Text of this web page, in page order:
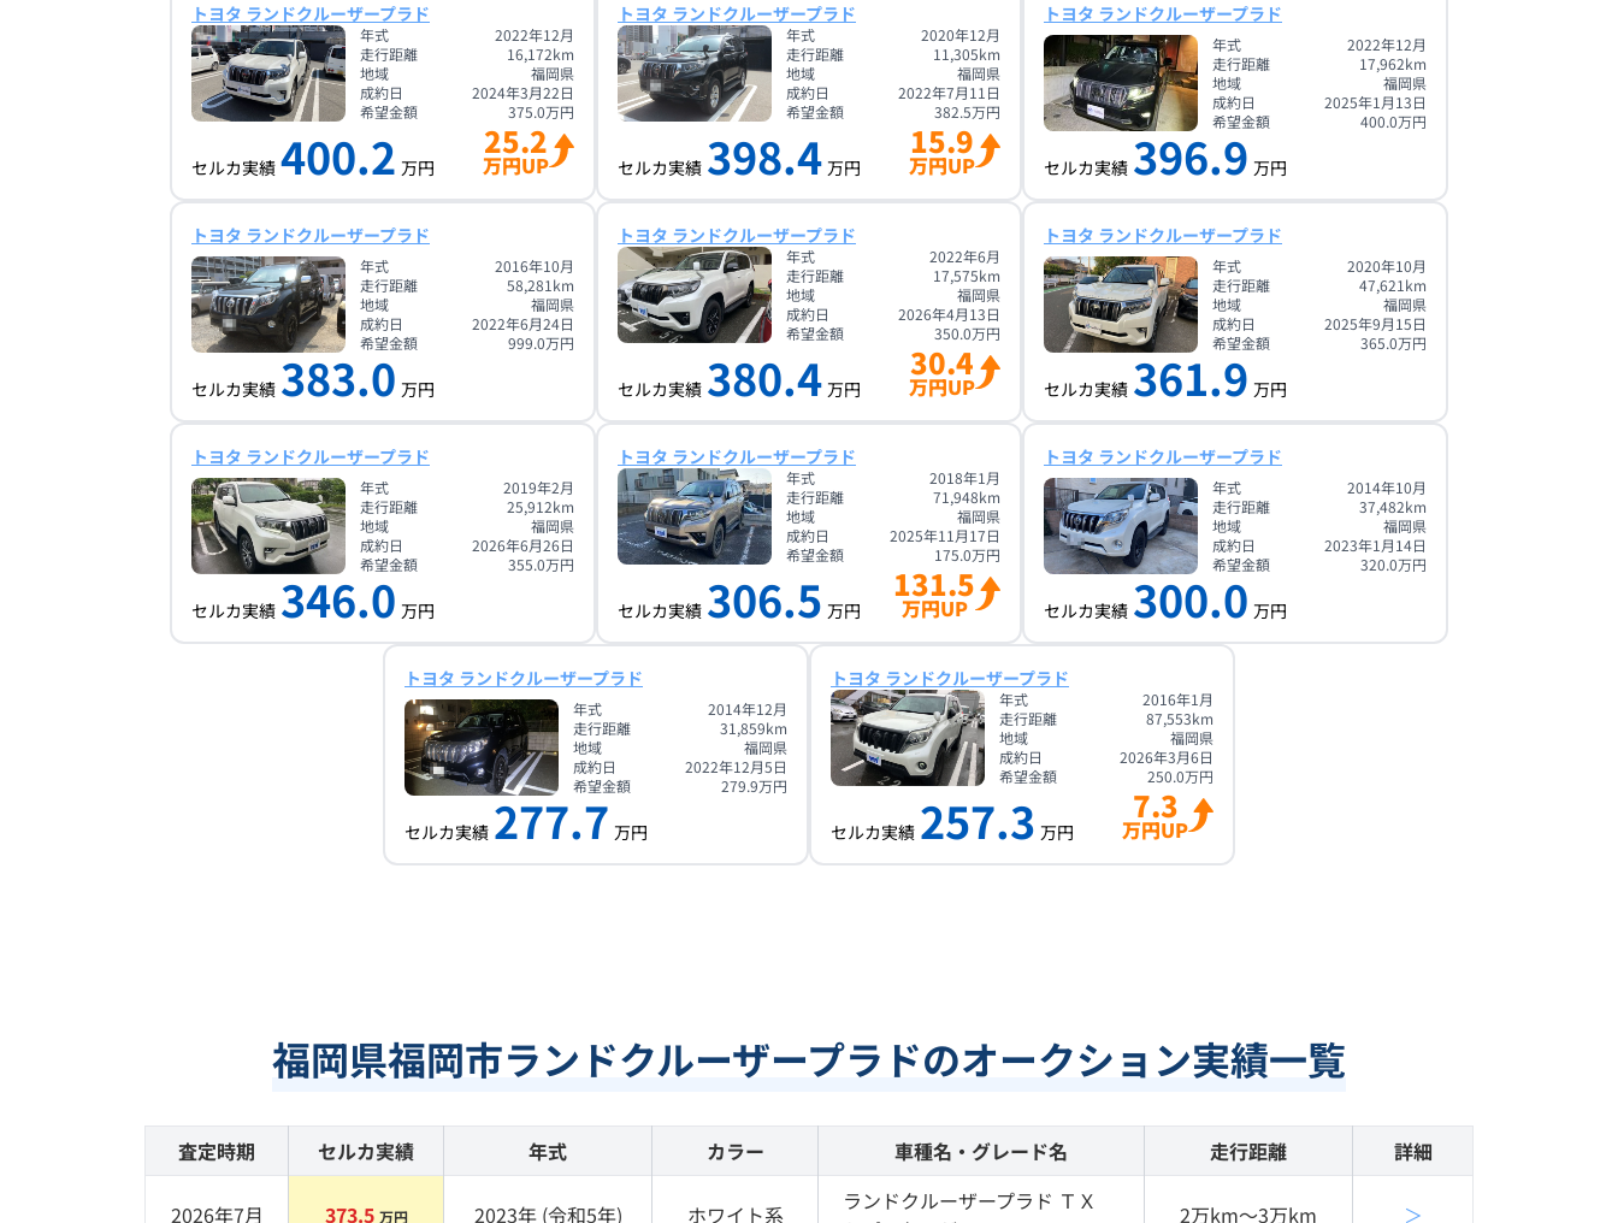
トヨタ ランドクルーザープラド
年式
2022年12月
走行距離
16,172km
地域
福岡県
成約日
2024年3月22日
希望金額
375.0万円
セルカ実績 400.2 万円
25.2
万円UP
トヨタ ランドクルーザープラド
年式
2020年12月
走行距離
11,305km
地域
福岡県
成約日
2022年7月11日
希望金額
382.5万円
セルカ実績 398.4 万円
15.9
万円UP
トヨタ ランドクルーザープラド
年式
2022年12月
走行距離
17,962km
地域
福岡県
成約日
2025年1月13日
希望金額
400.0万円
セルカ実績 396.9 万円
トヨタ ランドクルーザープラド
年式
2016年10月
走行距離
58,281 km
地域
福岡県
成約日
2022年6月24日
希望金額
999.0万円
セルカ実績 383.0 万円
トヨタ ランドクルーザープラド
年式
2022年6月
走行距離
17,575km
地域
福岡県
成約日
2026年4月13日
希望金額
350.0万円
セルカ実績 380.4 万円
30.4
万円UP
トヨタ ランドクルーザープラド
年式
2020年10月
走行距離
47,621 km
地域
福岡県
成約日
2025年9月15日
希望金額
365.0万円
セルカ実績 361.9 万円
トヨタ ランドクルーザープラド
年式
2019年2月
走行距離
25,912km
地域
福岡県
成約日
2026年6月26日
希望金額
355.0万円
セルカ実績 346.0 万円
トヨタ ランドクルーザープラド
年式
2018年1月
走行距離
71,948km
地域
福岡県
成約日
2025年11月17日
希望金額
175.0万円
セルカ実績 306.5 万円
131.5
万円UP
トヨタ ランドクルーザープラド
年式
2014年10月
走行距離
37,482km
地域
福岡県
成約日
2023年1月14日
希望金額
320.0万円
セルカ実績 300.0 万円
トヨタ ランドクルーザープラド
年式
2014年12月
走行距離
31,859km
地域
福岡県
成約日
2022年12月5日
希望金額
279.9万円
セルカ実績 277.7 万円
トヨタ ランドクルーザープラド
年式
2016年1月
走行距離
87,553km
地域
福岡県
成約日
2026年3月6日
希望金額
250.0万円
セルカ実績 257.3 万円
7.3
万円UP
福岡県福岡市ランドクルーザープラドのオークション実績一覧
査定時期 セルカ実績 年式 カラー 車種名・グレード名 走行距離 詳細
2026年7月 373.5 万円 2023年 (令和5年) ホワイト系 ランドクルーザープラド ＴＸ
2万km〜3万km ＞